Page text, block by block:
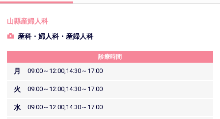
山縣産婦人科
産科・婦人科・産婦人科
診療時間
月 09:00～12:00,14:30～17:00
火 09:00～12:00,14:30～17:00
水 09:00～12:00,14:30～17:00